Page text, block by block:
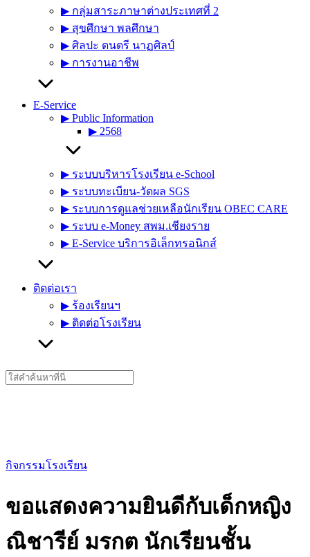
▶︎ กลุ่มสาระภาษาต่างประเทศที่ 2
▶︎ สุขศึกษา พลศึกษา
▶︎ ศิลปะ ดนตรี นาฏศิลป์
▶︎ การงานอาชีพ
E-Service
▶︎ Public Information
▶︎ 2568
▶︎ ระบบบริหารโรงเรียน e-School
▶︎ ระบบทะเบียน-วัดผล SGS
▶︎ ระบบการดูแลช่วยเหลือนักเรียน OBEC CARE
▶︎ ระบบ e-Money สพม.เชียงราย
▶︎ E-Service บริการอิเล็กทรอนิกส์
ติดต่อเรา
▶︎ ร้องเรียนฯ
▶︎ ติดต่อโรงเรียน
Search
for:
กิจกรรมโรงเรียน
ขอแสดงความยินดีกับเด็กหญิง
ณิชารีย์ มรกต นักเรียนชั้น